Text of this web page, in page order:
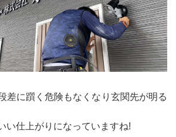
差に躓く危険もなくなり玄関先が明る
い仕上がりになっていますね!